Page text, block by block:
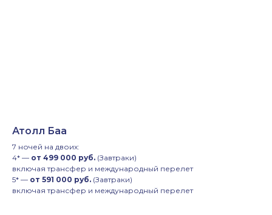
Атолл Баа
7 ночей на двоих:
4* — от 499 000 руб. (Завтраки)
включая трансфер и международный перелет
5* — от 591 000 руб. (Завтраки)
включая трансфер и международный перелет